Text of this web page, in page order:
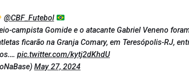
@CBF_Futebol
campista Gomide e o atacante Gabriel Veneno
ficarão na Granja Comary, em Teresópolis-RJ,
pic.twitter.com/kytj2dKhdU
May 27, 2024